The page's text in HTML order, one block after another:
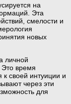
на
Эта
смелости и
новых
личной
время
к своей интуиции и
через эти
для